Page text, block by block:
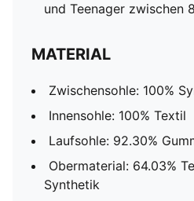
und Teenager zwischen
MATERIAL
Zwischensohle: 100%
Innensohle: 100% Textil
Laufsohle: 92.30%
Obermaterial: 64.03%
Synthetik